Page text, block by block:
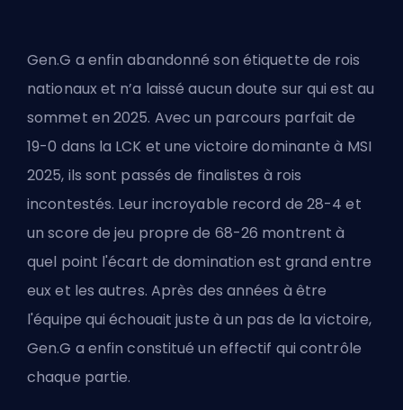
Gen.G a enfin abandonné son étiquette de rois
nationaux et n’a laissé aucun doute sur qui est au
sommet en 2025. Avec un parcours parfait de
19-0 dans la LCK et une victoire dominante à MSI
2025, ils sont passés de finalistes à rois
incontestés. Leur incroyable record de 28-4 et
un score de jeu propre de 68-26 montrent à
quel point l'écart de domination est grand entre
eux et les autres. Après des années à être
l'équipe qui échouait juste à un pas de la victoire,
Gen.G a enfin constitué un effectif qui contrôle
chaque partie.